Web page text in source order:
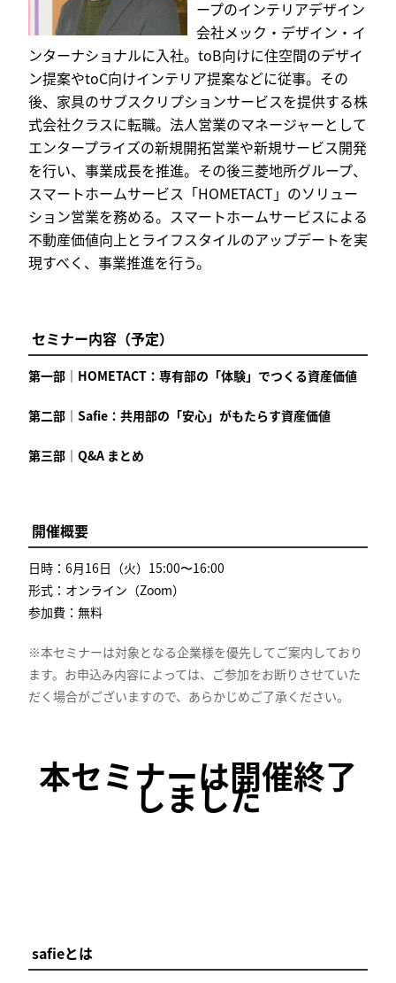
ープのインテリアデザイン
会社メック・デザイン・イ
ンターナショナルに入社。toB向けに住空間のデザイ
ン提案やtoC向けインテリア提案などに従事。その
後、家具のサブスクリプションサービスを提供する株
式会社クラスに転職。法人営業のマネージャーとして
エンタープライズの新規開拓営業や新規サービス開発
を行い、事業成長を推進。その後三菱地所グループ、
スマートホームサービス「HOMETACT」のソリュー
ション営業を務める。スマートホームサービスによる
不動産価値向上とライフスタイルのアップデートを実
現すべく、事業推進を行う。
セミナー内容（予定）
第一部｜HOMETACT：専有部の「体験」でつくる資産価値
第二部｜Safie：共用部の「安心」がもたらす資産価値
第三部｜Q&A まとめ
開催概要
日時：6月16日（火） 15:00〜16:00
形式：オンライン（Zoom）
参加費：無料
※本セミナーは対象となる企業様を優先してご案内しており
ます。お申込み内容によっては、ご参加をお断りさせていた
だく場合がございますので、あらかじめご了承ください。
本セミナーは開催終了
しました
safieとは